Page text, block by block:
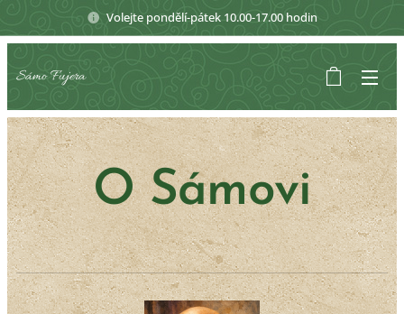
Volejte pondělí-pátek 10.00-17.00 hodin
Sámo Fujera
O Sámovi